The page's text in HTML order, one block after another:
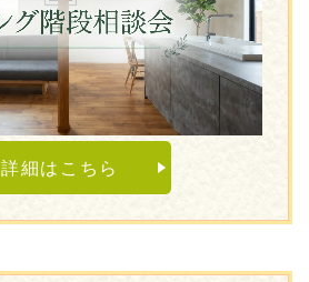
詳細はこちら